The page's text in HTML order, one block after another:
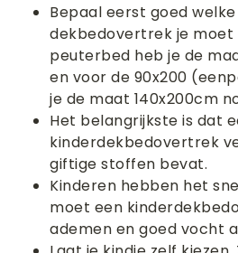
Bepaal eerst goed
dekbedovertrek je moet
peuterbed heb je de
en voor de 90x200
je de maat 140x200cm
Het belangrijkste is dat
kinderdekbedovertrek
giftige stoffen bevat.
Kinderen hebben het
moet een
ademen en goed vocht